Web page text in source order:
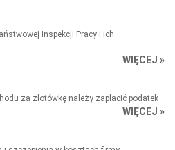
Inspekcji Pracy i ich
WIĘCEJ »
za złotówkę należy zapłacić podatek
WIĘCEJ »